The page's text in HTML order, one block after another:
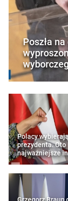
Poszła
Polacy
prezydenta. Oto
najważniejsze